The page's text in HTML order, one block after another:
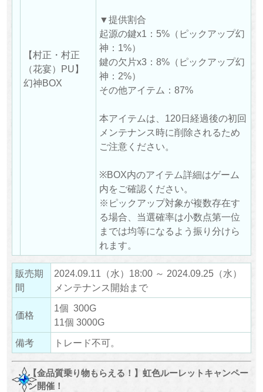
【村正・村正
（花宴）PU】
幻神BOX
▼提供割合
起源の鍵x1：5%（ピックアップ幻
神：1%）
鍵の欠片x3：8%（ピックアップ幻
神：2%）
その他アイテム：87%
本アイテムは、120日経過後の初回
メンテナンス時に削除されるため
ご注意ください。
※BOX内のアイテム詳細はゲーム
内をご確認ください。
※ピックアップ対象が複数存在す
る場合、当選確率は小数点第一位
までは均等になるよう振り分けら
れます。
販売期
間
2024.09.11（水）18:00 ～ 2024.09.25（水）
メンテナンス開始まで
価格
1個 300G
11個 3000G
備考
トレード不可。
【金品質乗り物もらえる！】虹色ルーレットキャンペー
ン開催！